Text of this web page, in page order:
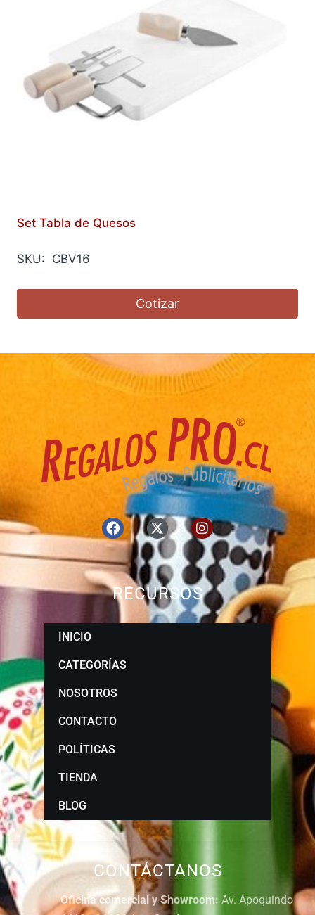
Set Tabla de Quesos
SKU: CBV16
Cotizar
CONTÁCTANOS
Oficina comercial y Showroom: Av. Apoquindo
RECURSOS
INICIO
CATEGORÍAS
NOSOTROS
CONTACTO
POLÍTICAS
TIENDA
BLOG